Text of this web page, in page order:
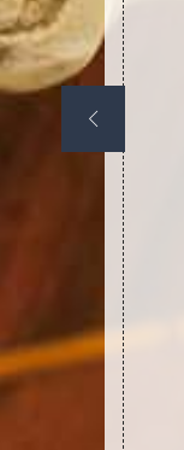
le
et
vous
de votre